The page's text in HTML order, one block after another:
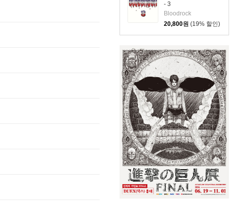
- 3
Bloodrock
20,800원 (19% 할인)